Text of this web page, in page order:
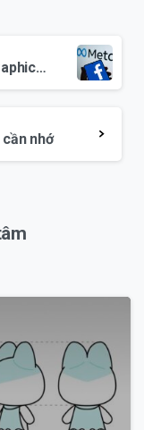
Sử dụng Facebook Demographics để Research Marketing
nhớ